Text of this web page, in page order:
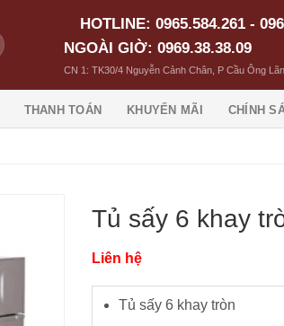
HOTLINE: 0965.584.261 -
NGOÀI GIỜ: 0969.38.38.09
CN 1: TK30/4 Nguyễn Cảnh Chân, P Cầu Ông
THANH TOÁN KHUYẾN MÃI CHÍNH
Tủ sấy 6 khay
Liên hệ
Tủ sấy 6 khay tròn